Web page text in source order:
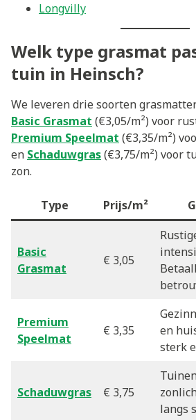
Longvilly
Welk type grasmat
tuin in Heinsch?
We leveren drie soorten
Basic Grasmat (€3,05/m²) voor
Premium Speelmat (€3,35/m²)
en Schaduwgras(€3,75/m²) voor
zon.
Type Prijs/m²
Basic
Grasmat
€ 3,05
Premium
Speelmat
€ 3,35
en
sterk
Schaduwgras € 3,75
langs